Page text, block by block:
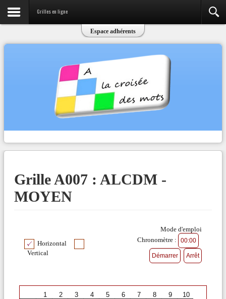
Grilles en ligne
Espace adhérents
Grille A007 : ALCDM -
MOYEN
Mode d'emploi
Horizontal
Vertical
Chronomètre :
1 2 3 4 5 6 7 8 9
10